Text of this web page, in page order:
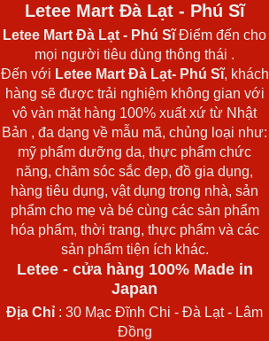
Letee Mart Đà Lạt - Phú Sĩ
Letee Mart Đà Lạt - Phú SĩĐiểm đến cho
mọi người tiêu dùng thông thái .
Đến với Letee Mart Đà Lạt- Phú Sĩ, khách
hàng sẽ được trải nghiệm không gian với
vô vàn mặt hàng 100% xuất xứ từ Nhật
Bản , đa dạng về mẫu mã, chủng loại như:
mỹ phẩm dưỡng da, thực phẩm chức
năng, chăm sóc sắc đẹp, đồ gia dụng,
hàng tiêu dụng, vật dụng trong nhà, sản
phẩm cho mẹ và bé cùng các sản phẩm
hóa phẩm, thời trang, thực phẩm và các
sản phẩm tiện ích khác.
Letee - cửa hàng 100% Made in
Japan
Địa Chỉ : 30 Mạc Đĩnh Chi - Đà Lạt - Lâm
Đồng